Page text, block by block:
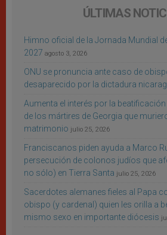
ÚLTIMAS
Himno oficial de la Jornada Mundial
2027 agosto 3, 2026
ONU se pronuncia ante caso de
desaparecido por la dictadura
Aumenta el interés por la
de los mártires de Georgia que
matrimonio julio 25, 2026
Franciscanos piden ayuda a Marco
persecución de colonos judíos que
no sólo) en Tierra Santa julio 25, 2026
Sacerdotes alemanes fieles al Papa
obispo (y cardenal) quien les orilla a
mismo sexo en importante diócesis